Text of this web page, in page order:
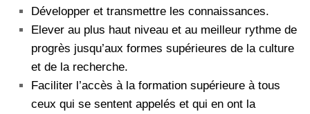
Développer et transmettre les connaissances.
Elever au plus haut niveau et au meilleur rythme de
progrès jusqu’aux formes supérieures de la culture
et de la recherche.
Faciliter l’accès à la formation supérieure à tous
ceux qui se sentent appelés et qui en ont la